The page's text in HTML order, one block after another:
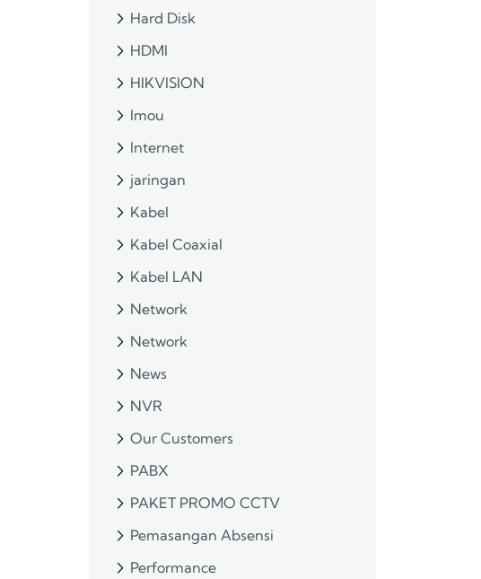
Hard Disk
HDMI
HIKVISION
Imou
Internet
jaringan
Kabel
Kabel Coaxial
Kabel LAN
Network
Network
News
NVR
Our Customers
PABX
PAKET PROMO CCTV
Pemasangan Absensi
Performance